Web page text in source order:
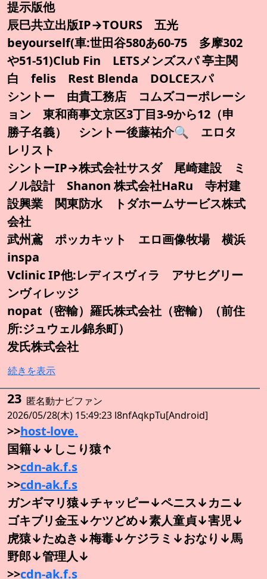
提示版他
辰巳共立出版IP→TOURS 五光
beyourself(車:世田谷580あ60-75 多摩302
や51-51)Club Fin LETSメンズスパ 亭主関
白 felis Rest Blenda DOLCEスパ
シントー 由貴工務店 コムズコーポレーシ
ョン 東和商事文京区3丁目3-9から12（申
勝子名義） シントー後藤祐介🔍️ エロタ
レリスト
シントーIP→株式会社サスダ 尾崎建設 ミ
ノル設計 Shanon 株式会社HaRu 寺村建
設興業 関東防水 トダホームサービス株式
会社
武州鳶 ポッカキット エロ画像牧場 横浜
inspa
Vclinic IP他:レディスヴィラ アサヒグリー
ンヴィレッジ
nopat（密輸）羅氏株式会社（密輸）（前住
所:ジュウェル錦糸町）
发氏株式会社
続きを表示
23 匿名動ナビファン
2026/05/28(木) 15:49:23 l8nfAqkpTu[Android]
>>host-love.
国籍↓↓しこり猿↑
>>cdn-ak.f.s
>>cdn-ak.f.s
ガンギマリ猿↓チャッピー↓ペニス↓カニ↓
ゴキブリ金玉↓ケツどめ↓素人童貞↓害児↓
虎猿↓たぬき↓梅毒↓ケジラミ↓おなり↓馬
野郎↓管理人↓
>>cdn-ak.f.s